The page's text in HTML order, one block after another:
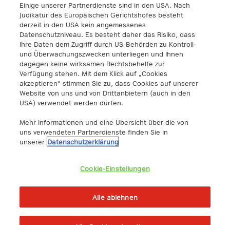
A1 Digital Spain S.L.
Calle Federico Salmón 13
28016 Madrid, España
info@a1.digital
A1 Digital Deutschland GmbH
Kustermannpark
Rosenheimer Strasse 116
D-81669 Múnich, Alemania
Akenes SA
https://www.exoscale.com/
Einige unserer Partnerdienste sind in den USA. Nach
Judikatur des Europäischen Gerichtshofes besteht
derzeit in den USA kein angemessenes
Datenschutzniveau. Es besteht daher das Risiko, dass
Ihre Daten dem Zugriff durch US-Behörden zu Kontroll-
und Überwachungszwecken unterliegen und Ihnen
dagegen keine wirksamen Rechtsbehelfe zur
Verfügung stehen. Mit dem Klick auf „Cookies
akzeptieren“ stimmen Sie zu, dass Cookies auf unserer
Website von uns und von Drittanbietern (auch in den
USA) verwendet werden dürfen.
Mehr Informationen und eine Übersicht über die von
uns verwendeten Partnerdienste finden Sie in
unserer Datenschutzerklärung
Cookie-Einstellungen
Alle ablehnen